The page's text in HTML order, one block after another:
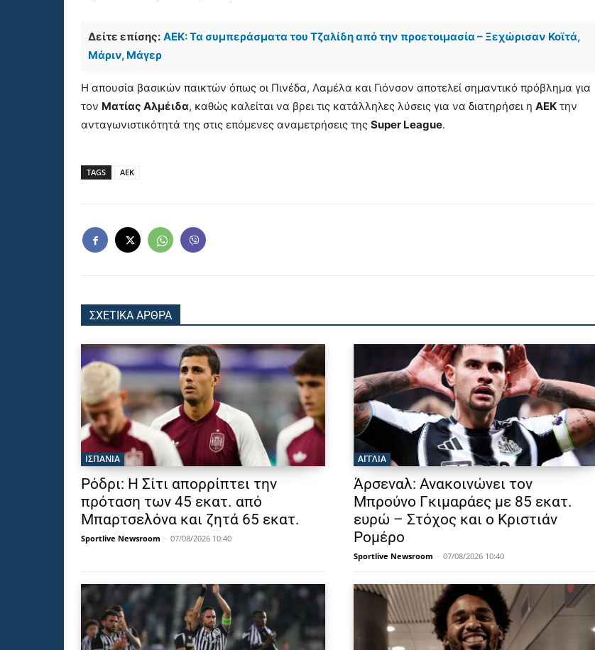
Δείτε επίσης: ΑΕΚ: Τα συμπεράσματα του Τζαλίδη από την προετοιμασία – Ξεχώρισαν Κοϊτά,
Μάριν, Μάγερ
Η απουσία βασικών παικτών όπως οι Πινέδα, Λαμέλα και Γιόνσον αποτελεί σημαντικό πρόβλημα για
τον Ματίας Αλμέιδα, καθώς καλείται να βρει τις κατάλληλες λύσεις για να διατηρήσει η ΑΕΚ την
ανταγωνιστικότητά της στις επόμενες αναμετρήσεις της Super League.
TAGS ΑΕΚ
ΣΧΕΤΙΚΑ ΑΡΘΡΑ
ΙΣΠΑΝΙΑ
Ρόδρι: Η Σίτι απορρίπτει την
πρόταση των 45 εκατ. από
Μπαρτσελόνα και ζητά 65 εκατ.
Sportlive Newsroom - 07/08/2026 10:40
ΑΓΓΛΙΑ
Άρσεναλ: Ανακοινώνει τον
Μπρούνο Γκιμαράες με 85 εκατ.
ευρώ – Στόχος και ο Κριστιάν
Ρομέρο
Sportlive Newsroom - 07/08/2026 10:40